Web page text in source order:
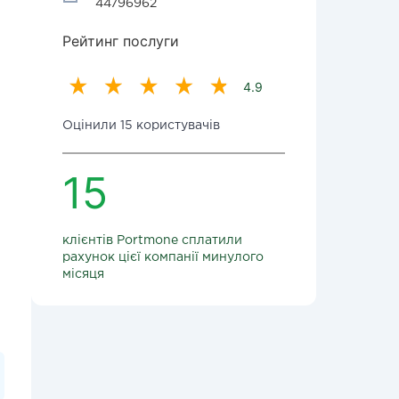
44796962
Рейтинг послуги
4.9
Оцінили 15 користувачів
15
клієнтів Portmone сплатили
рахунок цієї компанії минулого
місяця